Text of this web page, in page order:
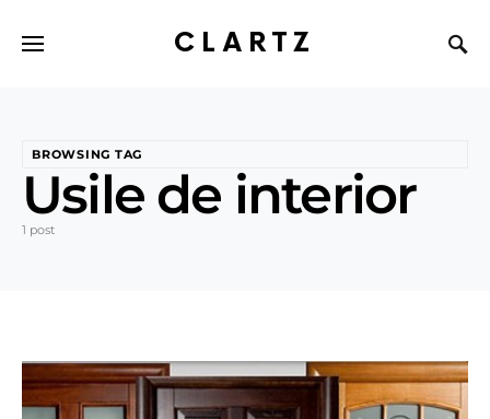
CLARTZ
BROWSING TAG
Usile de interior
1 post